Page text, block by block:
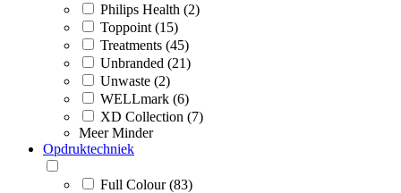
Philips Health (2)
Toppoint (15)
Treatments (45)
Unbranded (21)
Unwaste (2)
WELLmark (6)
XD Collection (7)
Meer Minder
Opdruktechniek
Full Colour (83)